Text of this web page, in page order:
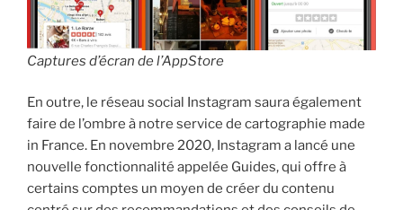
Captures d’écran de l’AppStore
En outre, le réseau social Instagram saura également
faire de l’ombre à notre service de cartographie made
in France. En novembre 2020, Instagram a lancé une
nouvelle fonctionnalité appelée Guides, qui offre à
certains comptes un moyen de créer du contenu